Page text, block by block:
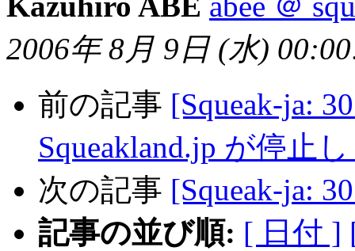
2006年 8月 9日 (水)
前の記事 [Squeak-ja:
Squeakland.jp が停止
次の記事 [Squeak-ja:
記事の並び順: [ 日付 ]